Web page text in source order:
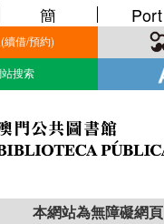
續借/預約)
搜索
簡 Port
本網站為無障礙網頁